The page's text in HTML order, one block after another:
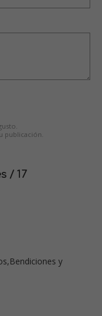
publicación.
/ 17
y